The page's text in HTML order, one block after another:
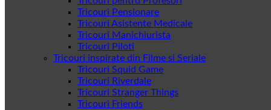
Tricouri Pensionare
Tricouri Asistente Medicale
Tricouri Manichiurista
Tricouri Piloti
Tricouri inspirate din Filme si Seriale
Tricouri Squid Game
Tricouri Riverdale
Tricouri Stranger Things
Tricouri Friends